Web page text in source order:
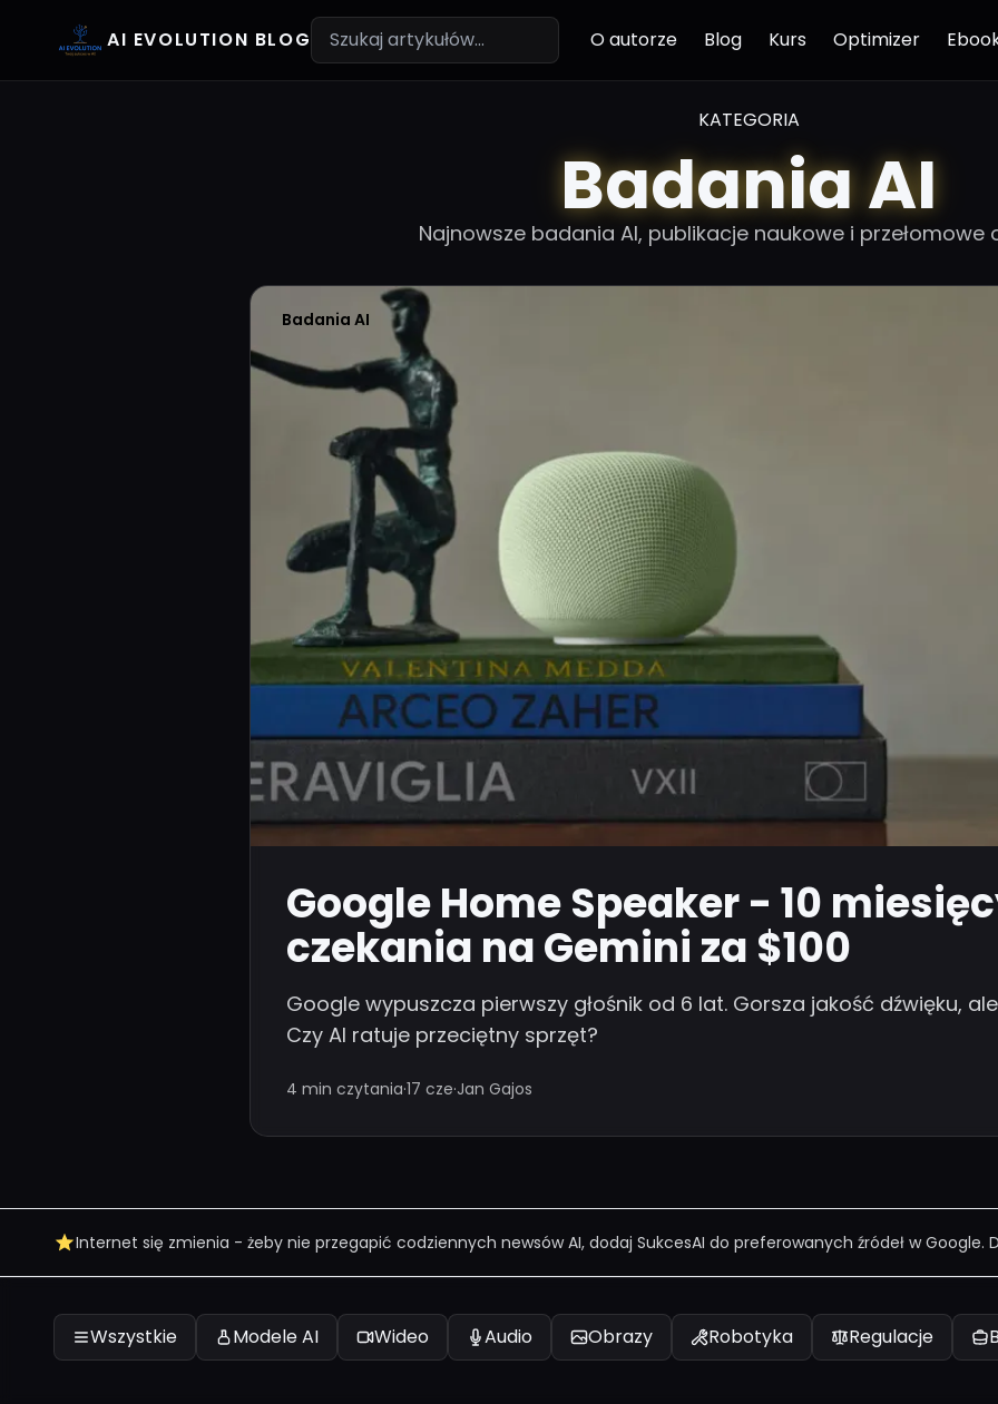
AI EVOLUTION BLOG O autorze Blog Kurs Optimizer
KATEGORIA
Badania AI
Najnowsze badania AI, publikacje naukowe i przełomowe
Badania AI
Google Home Speaker - 10
czekania na Gemini za $100
Google wypuszcza pierwszy głośnik od 6 lat. Gorsza jakość dźwięku,
Czy AI ratuje przeciętny sprzęt?
4 min czytania·17 cze·Jan Gajos
Internet się zmienia - żeby nie przegapić codziennych newsów AI, dodaj SukcesAI do preferowanych źródeł w Google.
Wszystkie Modele AI Wideo Audio Obrazy Robotyka Regulacje